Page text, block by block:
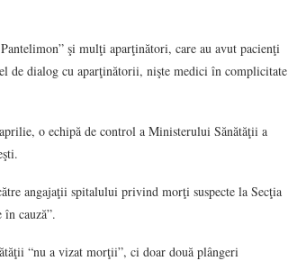
şi mulţi aparţinători, care au avut pacienţi
de dialog cu aparţinătorii, nişte medici în complicitate
o echipă de control a Ministerului Sănătăţii a
angajaţii spitalului privind morţi suspecte la Secţia
cauză”.
“nu a vizat morţii”, ci doar două plângeri